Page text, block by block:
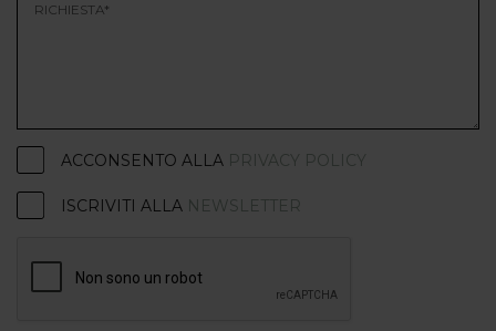
ACCONSENTO ALLA PRIVACY POLICY
ISCRIVITI ALLA NEWSLETTER